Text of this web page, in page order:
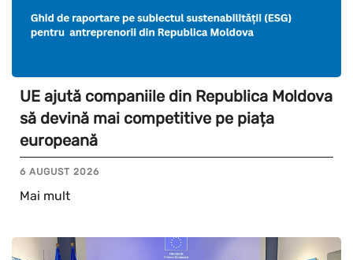
UE ajută companiile din Republica Moldova
să devină mai competitive pe piața
europeană
6 AUGUST 2026
Mai mult